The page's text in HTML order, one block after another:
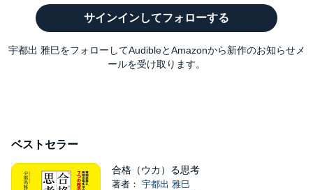
サインインしてフォローする
宇都出 雅巳をフォローしてAudibleとAmazonから新作のお知らせメ
ールを受け取ります。
ベストセラー
合格（ウカ）る思考
著者： 宇都出 雅巳